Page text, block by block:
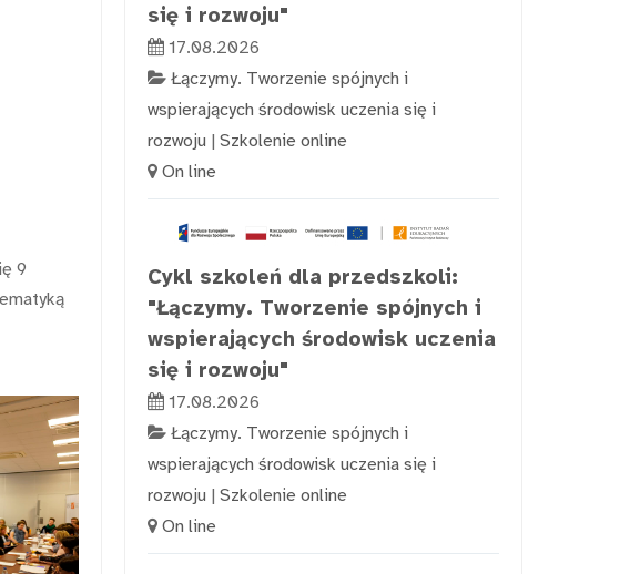
9
się i rozwoju"
17.08.2026
Łączymy. Tworzenie spójnych i
wspierających środowisk uczenia się i
rozwoju | Szkolenie online
On line
Cykl szkoleń dla przedszkoli:
"Łączymy. Tworzenie spójnych i
wspierających środowisk uczenia
się i rozwoju"
17.08.2026
Łączymy. Tworzenie spójnych i
wspierających środowisk uczenia się i
rozwoju | Szkolenie online
On line